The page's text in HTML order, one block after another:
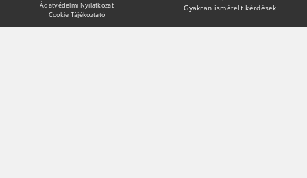
Ádatvédelmi Nyilatkozat
Cookie Tájékoztató
Gyakran ismételt kérdések